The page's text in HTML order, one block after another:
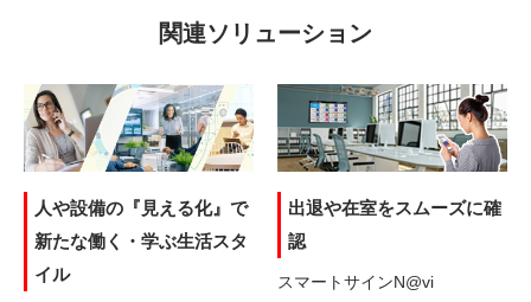
関連ソリューション
人や設備の『見える化』で
新たな働く・学ぶ生活スタ
イル
出退や在室をスムーズに確
認
スマートサインN@vi